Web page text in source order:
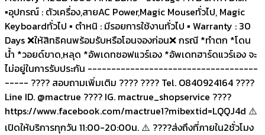
▪️อุปกรณ์ : ตัวเครื่อง,สายAC Power,Magic Mouseทั่วไป, Magic
Keyboardทั่วไป ▪️ ตำหนิ : มีรอยการใช้งานทั่วไป ▪️ Warranty : 30
Days ❌ให้สิทธิคนพร้อมรับหรือโอนจองก่อน❌ กรณี *ทำตก *โดน
น้ำ *วอยด์ขาด,หลุด *อัพเดทซอฟแวร์เอง *อัพเดทฮาร์ดแวร์เอง จะ
ไม่อยู่ในการรับประกัน ------------------------------------
----- ???? สอบถามเพิ่มเติม ???? ???? Tel. O840924164 ????
Line ID. @mactrue ???? IG. mactrue_shopservice ????
https://www.facebook.com/mactrue1?mibextid=LQQJ4d ⚠️
เปิดให้บริการทุกวัน 11:00-20:00น. ⚠️ ????ส่งถึงที่ภายใน2ชั่วโมง